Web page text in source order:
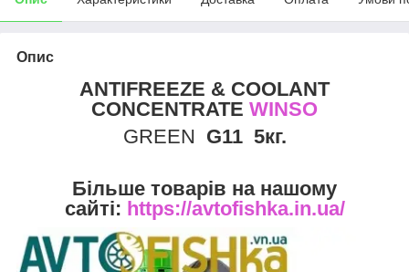
Опис
ANTIFREEZE & COOLANT
CONCENTRATE WINSO
GREEN G11 5кг.
Більше товарів на нашому
сайті: https://avtofishka.in.ua/